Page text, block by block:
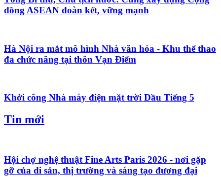
đồng ASEAN đoàn kết, vững mạnh
Hà Nội ra mắt mô hình Nhà văn hóa - Khu thể thao
đa chức năng tại thôn Vạn Điểm
Khởi công Nhà máy điện mặt trời Dầu Tiếng 5
Tin mới
Hội chợ nghệ thuật Fine Arts Paris 2026 - nơi gặp
gỡ của di sản, thị trường và sáng tạo đương đại